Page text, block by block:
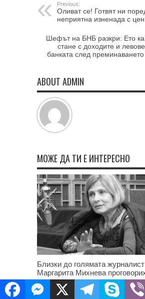
Previous:
Оливат се! Готвят ни
неприятна изненада с
Шефът на БНБ разкри: Ето
стане с доходите и
банката след
ABOUT ADMIN
МОЖЕ ДА ТИ Е ИНТЕРЕСНО
Близки до голямата
Маргарита Михнева
какво не знаем
17.12.2024